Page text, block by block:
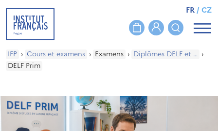
FR/CZ
IFP › Cours et examens › Examens › Diplômes DELF et DALF ›
DELF Prim